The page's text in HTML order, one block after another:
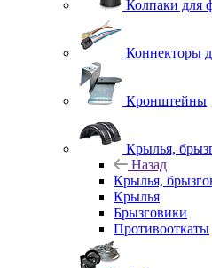
Колпаки для
Коннекторы
Кронштейны
Крылья,
Назад
Крылья,
Крылья
Брызговики
Противооткаты